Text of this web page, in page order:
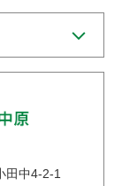
田中4-2-1